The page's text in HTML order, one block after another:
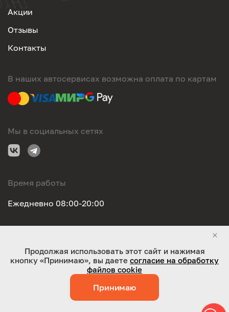
Акции
Отзывы
Контакты
В наших автосервисах возможна оплата по картам
Мы в социальных сетях
Время работы
Ежедневно 08:00-20:00
ООО "Оригинал-сервис". Все права защищены 2026
Работает на технологиях:Jaky
Продолжая использовать этот сайт и нажимая
кнопку «Принимаю», вы даете согласие на обработку
файлов cookie
Принимаю